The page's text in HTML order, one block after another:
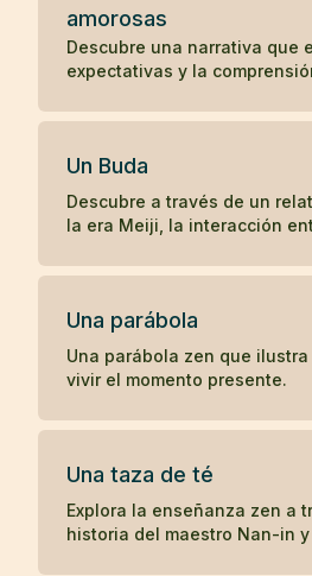
amorosas
Descubre una narrativa que
expectativas y la
una joven en la antigua
Un Buda
Descubre a través de un
la era Meiji, la interacción
concepto de humanidad y la
Una parábola
Una parábola zen que
vivir el momento presente.
Una taza de té
Explora la enseñanza zen a
historia del maestro Nan-in